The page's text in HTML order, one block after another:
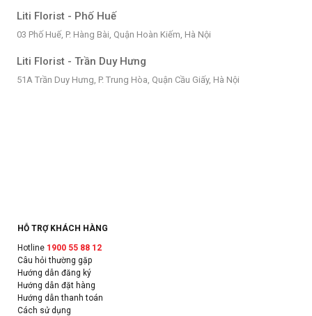
Liti Florist - Phố Huế
03 Phố Huế, P. Hàng Bài, Quận Hoàn Kiếm, Hà Nội
Liti Florist - Trần Duy Hưng
51A Trần Duy Hưng, P. Trung Hòa, Quận Cầu Giấy, Hà Nội
HỖ TRỢ KHÁCH HÀNG
Hotline 1900 55 88 12
Câu hỏi thường gặp
Hướng dẫn đăng ký
Hướng dẫn đặt hàng
Hướng dẫn thanh toán
Cách sử dụng